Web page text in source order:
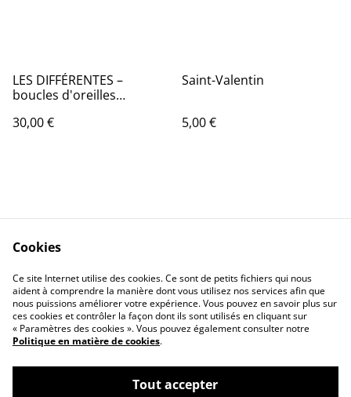
LES DIFFÉRENTES –
boucles d'oreilles
30,00 €
Saint-Valentin
5,00 €
Politique de
confidentialité
Politique de cookies
Cookies
Ce site Internet utilise des cookies. Ce sont de petits fichiers qui nous
aident à comprendre la manière dont vous utilisez nos services afin que
nous puissions améliorer votre expérience. Vous pouvez en savoir plus sur
ces cookies et contrôler la façon dont ils sont utilisés en cliquant sur
« Paramètres des cookies ». Vous pouvez également consulter notre
Politique en matière de cookies.
Tout accepter